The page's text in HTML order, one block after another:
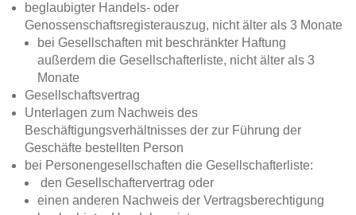
beglaubigter Handels- oder
Genossenschaftsregisterauszug, nicht älter als 3 Monate
bei Gesellschaften mit beschränkter Haftung
außerdem die Gesellschafterliste, nicht älter als 3
Monate
Gesellschaftsvertrag
Unterlagen zum Nachweis des
Beschäftigungsverhältnisses der zur Führung der
Geschäfte bestellten Person
bei Personengesellschaften die Gesellschafterliste:
den Gesellschaftervertrag oder
einen anderen Nachweis der Vertragsberechtigung